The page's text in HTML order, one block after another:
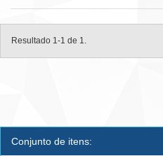
Resultado 1-1 de 1.
Conjunto de itens: